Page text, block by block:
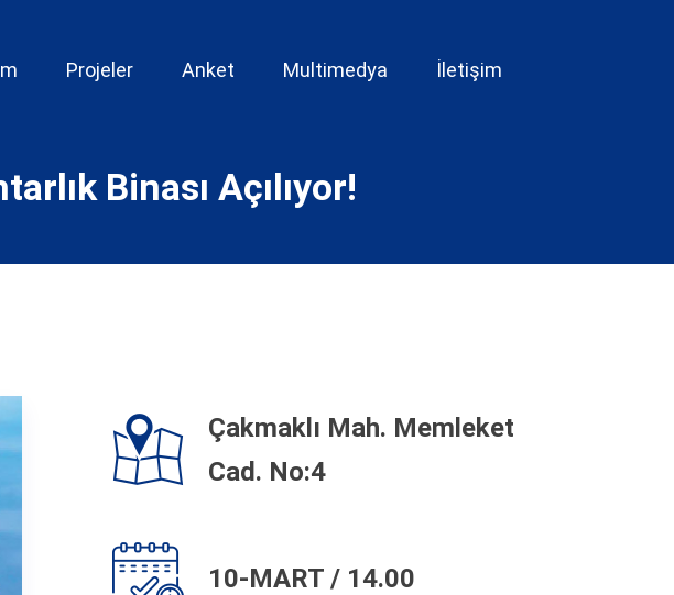
Projeler Anket Multimedya İletişim
Binası Açılıyor!
Çakmaklı Mah. Memleket
Cad. No:4
10-MART / 14.00